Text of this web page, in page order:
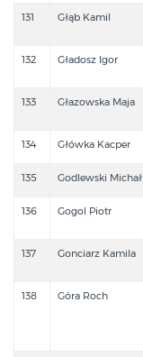
131 Głąb Kamil
132 Gładosz Igor
133 Głazowska Maja
134 Główka Kacper
135 Godlewski Michał
136 Gogol Piotr
137 Gonciarz Kamila
138 Góra Roch